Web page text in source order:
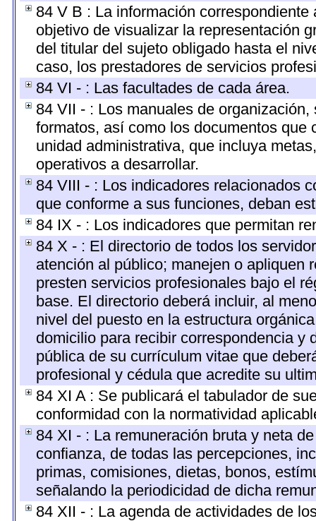
84 V B : La información
objetivo de visualizar la representación
del titular del sujeto obligado hasta el
caso, los prestadores de servicios
84 VI - : Las facultades de cada área.
84 VII - : Los manuales de
formatos, así como los documentos
unidad administrativa, que incluya
operativos a desarrollar.
84 VIII - : Los indicadores relacionados
que conforme a sus funciones, deban
84 IX - : Los indicadores que permitan
84 X - : El directorio de todos los
atención al público; manejen o apliquen
presten servicios profesionales bajo el
base. El directorio deberá incluir, al
nivel del puesto en la estructura
domicilio para recibir correspondencia y
pública de su currículum vitae que
profesional y cédula que acredite su
84 XI A : Se publicará el tabulador de
conformidad con la normatividad
84 XI - : La remuneración bruta y neta
confianza, de todas las percepciones,
primas, comisiones, dietas, bonos,
señalando la periodicidad de dicha
84 XII - : La agenda de actividades de